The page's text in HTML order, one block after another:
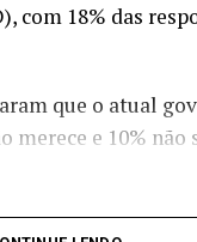
com 18% das
que o atual
merece e 10%
ser o próximo